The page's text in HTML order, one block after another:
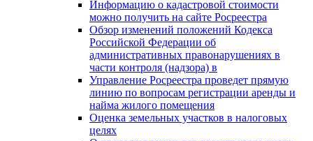
Информацию о кадастровой стоимости
можно получить на сайте Росреестра
Обзор изменений положений Кодекса
Российской Федерации об
административных правонарушениях в
части контроля (надзора) в
Управление Росреестра проведет прямую
линию по вопросам регистрации аренды и
найма жилого помещения
Оценка земельных участков в налоговых
целях